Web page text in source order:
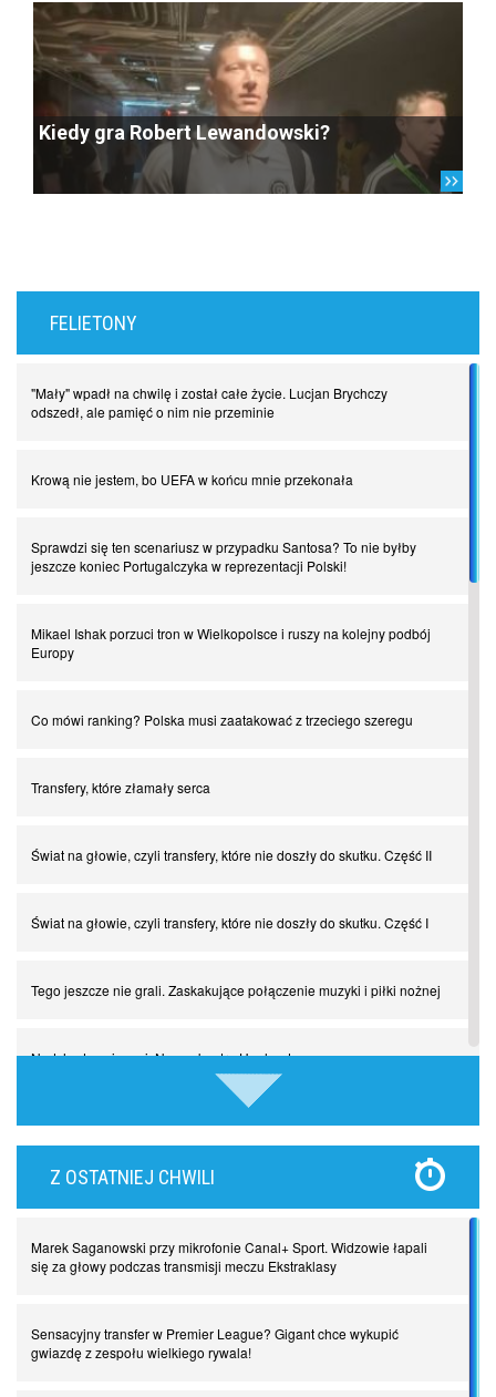
Kiedy gra Robert Lewandowski?
FELIETONY
"Mały" wpadł na chwilę i został całe życie. Lucjan Brychczy
odszedł, ale pamięć o nim nie przeminie
Krową nie jestem, bo UEFA w końcu mnie przekonała
Sprawdzi się ten scenariusz w przypadku Santosa? To nie byłby
jeszcze koniec Portugalczyka w reprezentacji Polski!
Mikael Ishak porzuci tron w Wielkopolsce i ruszy na kolejny podbój
Europy
Co mówi ranking? Polska musi zaatakować z trzeciego szeregu
Transfery, które złamały serca
Świat na głowie, czyli transfery, które nie doszły do skutku. Część II
Świat na głowie, czyli transfery, które nie doszły do skutku. Część I
Tego jeszcze nie grali. Zaskakujące połączenie muzyki i piłki nożnej
Nadchodzą giganci. Nunez kontra Haaland
Lewandowski kontra Bayern. Czy wilk będzie syty, a owca cała?
Piłkarz z numerem 47. Phil Foden i inne przypadki
Spadkowicze z Serie A. Komu powiemy ciao?
Z OSTATNIEJ CHWILI
Marek Saganowski przy mikrofonie Canal+ Sport. Widzowie łapali
się za głowy podczas transmisji meczu Ekstraklasy
Sensacyjny transfer w Premier League? Gigant chce wykupić
gwiazdę z zespołu wielkiego rywala!